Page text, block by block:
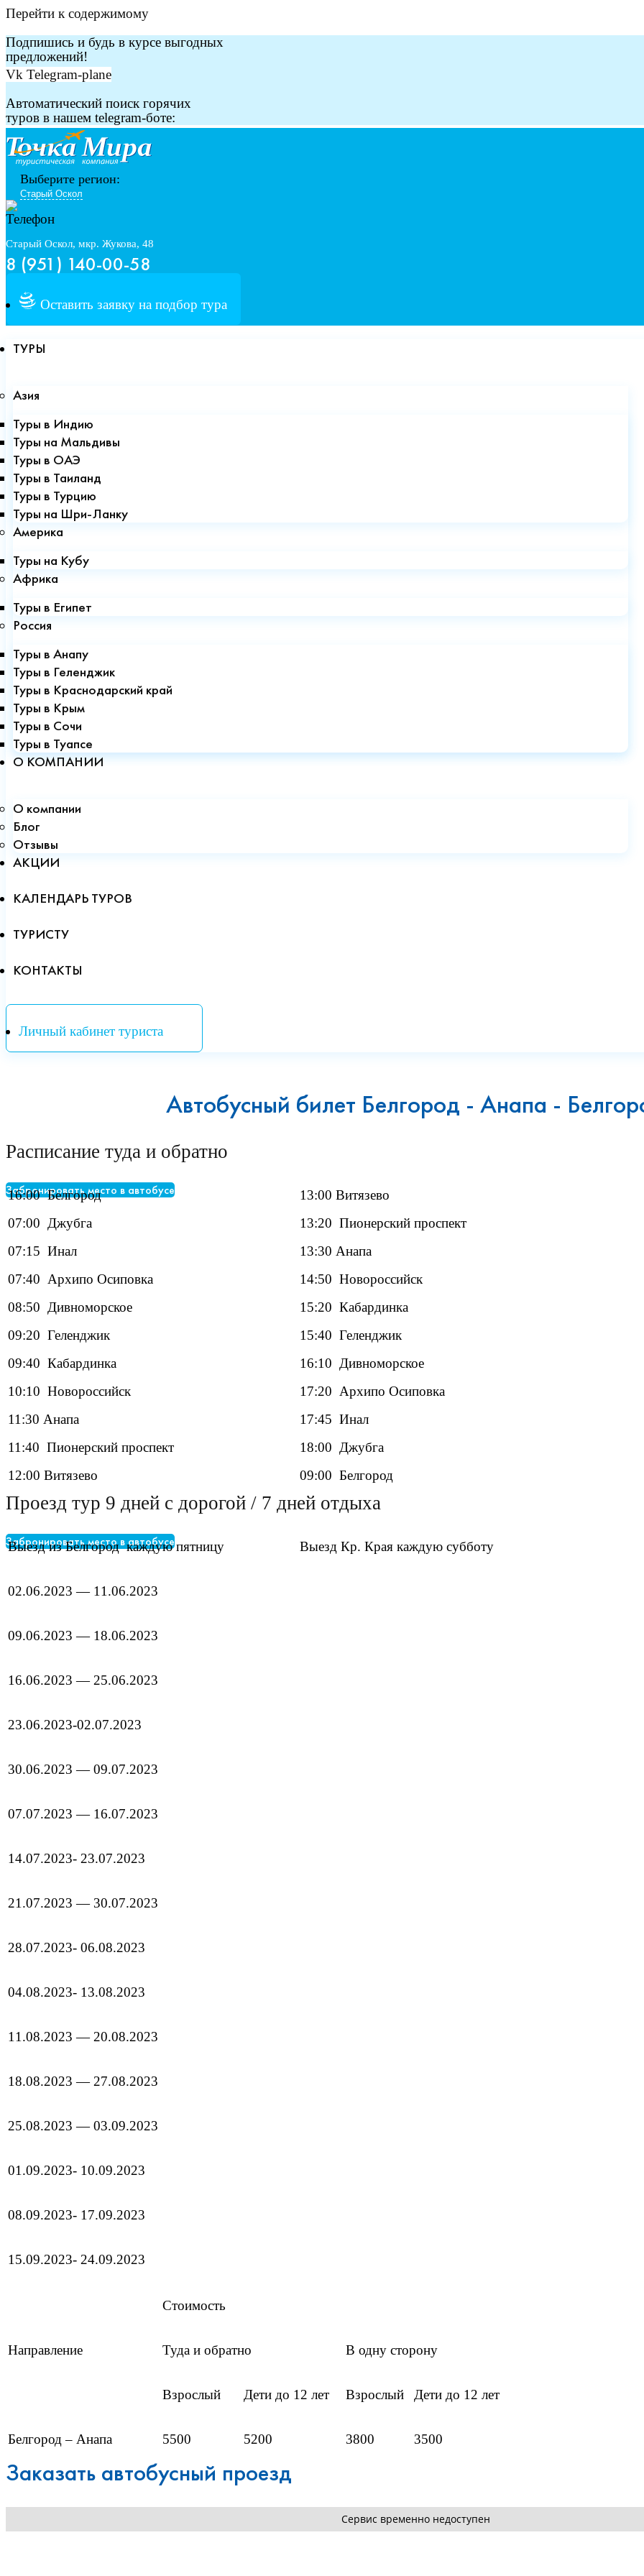
Перейти к содержимому
Подпишись и будь в курсе выгодных
предложений!
Vk Telegram-plane
Автоматический поиск горячих
туров в нашем telegram-боте:
Выберите регион:
Старый Оскол, мкр. Жукова, 48
8 (951) 140-00-58
Оставить заявку на подбор тура
ТУРЫ
Азия
Туры в Индию
Туры на Мальдивы
Туры в ОАЭ
Туры в Таиланд
Туры в Турцию
Туры на Шри-Ланку
Америка
Туры на Кубу
Африка
Туры в Египет
Россия
Туры в Анапу
Туры в Геленджик
Туры в Краснодарский край
Туры в Крым
Туры в Сочи
Туры в Туапсе
О КОМПАНИИ
О компании
Блог
Отзывы
АКЦИИ
КАЛЕНДАРЬ ТУРОВ
ТУРИСТУ
КОНТАКТЫ
Личный кабинет туриста
Автобусный билет Белгород - Анапа -
Расписание туда и обратно
Забронировать место в автобусе
16:00 Белгород
07:00 Джубга
07:15 Инал
07:40 Архипо Осиповка
08:50 Дивноморское
09:20 Геленджик
09:40 Кабардинка
10:10 Новороссийск
11:30 Анапа
11:40 Пионерский проспект
12:00 Витязево
13:00 Витязево
13:20 Пионерский проспект
13:30 Анапа
14:50 Новороссийск
15:20 Кабардинка
15:40 Геленджик
16:10 Дивноморское
17:20 Архипо Осиповка
17:45 Инал
18:00 Джубга
09:00 Белгород
Проезд тур 9 дней с дорогой / 7 дней отдыха
Забронировать место в автобусе
Выезд из Белгород каждую пятницу Выезд Кр. Края каждую субботу
02.06.2023 — 11.06.2023
09.06.2023 — 18.06.2023
16.06.2023 — 25.06.2023
23.06.2023-02.07.2023
30.06.2023 — 09.07.2023
07.07.2023 — 16.07.2023
14.07.2023- 23.07.2023
21.07.2023 — 30.07.2023
28.07.2023- 06.08.2023
04.08.2023- 13.08.2023
11.08.2023 — 20.08.2023
18.08.2023 — 27.08.2023
25.08.2023 — 03.09.2023
01.09.2023- 10.09.2023
08.09.2023- 17.09.2023
15.09.2023- 24.09.2023
Направление
Стоимость
Туда и обратно В одну сторону
Взрослый Дети до 12 лет Взрослый Дети до 12 лет
Белгород – Анапа 5500 5200 3800 3500
Заказать автобусный проезд